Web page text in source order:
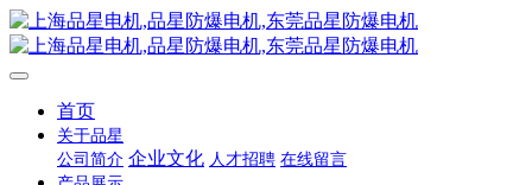
首页
关于品星
公司简介 企业文化 人才招聘 在线留言